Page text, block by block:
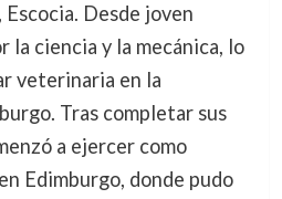
Desde joven
la ciencia y la mecánica, lo
veterinaria en la
Tras completar sus
a ejercer como
Edimburgo, donde pudo